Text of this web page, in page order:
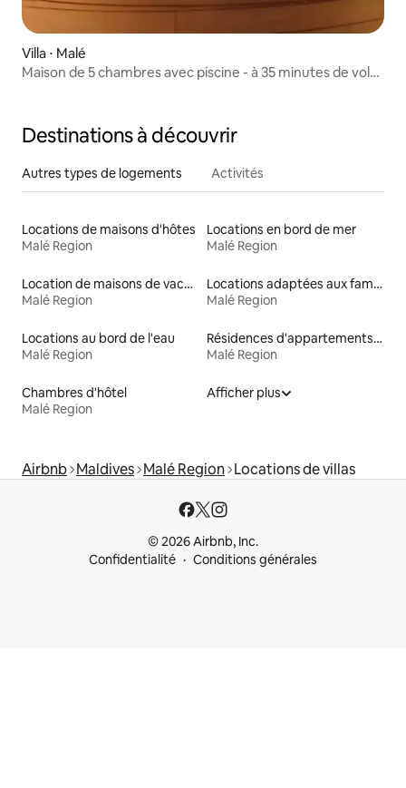
Villa ⋅ Malé
Maison de 5 chambres avec piscine - à 35 minutes de vol
Destinations à découvrir
Autres types de logements Activités
Locations de maisons d'hôtes
Malé Region
Locations en bord de mer
Malé Region
Location de maisons de vacances
Malé Region
Locations adaptées aux familles
Malé Region
Locations au bord de l'eau
Malé Region
Résidences d'appartements en location
Malé Region
Chambres d'hôtel
Malé Region
Afficher plus
Airbnb Maldives Malé Region Locations de villas
© 2026 Airbnb, Inc.
Confidentialité
Conditions générales